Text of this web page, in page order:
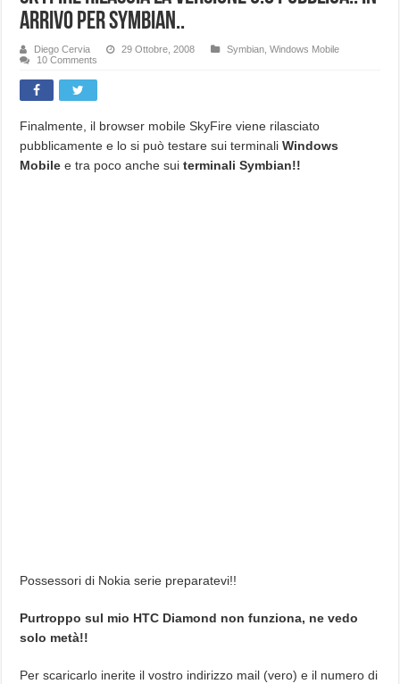
arrivo per Symbian..
Diego Cervia 29 Ottobre, 2008 Symbian ,Windows Mobile
10 Comments
Finalmente, il browser mobile SkyFire viene rilasciato
pubblicamente e lo si può testare sui terminaliWindows
Mobile e tra poco anche suiterminali Symbian!!
Possessori di Nokia serie preparatevi!!
Purtroppo sul mio HTC Diamond non funziona, ne vedo
solo metà!!
Per scaricarlo inerite il vostro indirizzo mail (vero) e il numero di